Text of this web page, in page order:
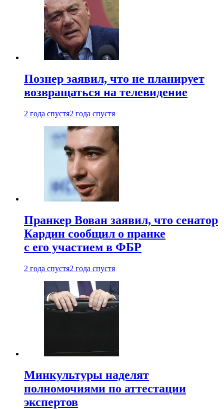
Познер заявил, что не планирует
возвращаться на телевидение
2 года спустя2 года спустя
Пранкер Вован заявил, что сенатор
Кардин сообщил о пранке
с его участием в ФБР
2 года спустя2 года спустя
Минкультуры наделят
полномочиями по аттестации
экспертов